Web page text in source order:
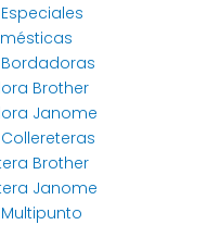
Brother
Janome
Brother
Janome